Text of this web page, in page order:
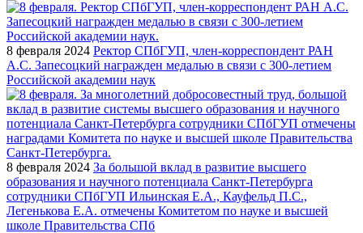
8 февраля 2024 Ректор СПбГУП, член-корреспондент РАН
А.С. Запесоцкий награжден медалью в связи с 300-летием
Российской академии наук
8 февраля 2024 За большой вклад в развитие высшего
образования и научного потенциала Санкт-Петербурга
сотрудники СПбГУП Ильинская Е.А., Кауфельд П.С.,
Легенькова Е.А. отмечены Комитетом по науке и высшей
школе Правительства СПб